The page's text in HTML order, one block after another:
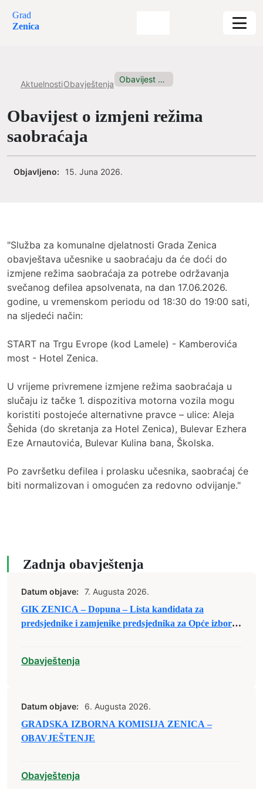
Grad
Zenica
AktuelnostiObavještenja Obavijest o izmjeni režima saobraćaja
Obavijest o izmjeni režima
saobraćaja
Objavljeno: 15. Juna 2026.
"Služba za komunalne djelatnosti Grada Zenica
obavještava učesnike u saobraćaju da će doći do
izmjene režima saobraćaja za potrebe održavanja
svečanog defilea apsolvenata, na dan 17.06.2026.
godine, u vremenskom periodu od 18:30 do 19:00 sati,
na sljedeći način:
START na Trgu Evrope (kod Lamele) - Kamberovića
most - Hotel Zenica.
U vrijeme privremene izmjene režima saobraćaja u
slučaju iz tačke 1. dispozitiva motorna vozila mogu
koristiti postojeće alternativne pravce – ulice: Aleja
Šehida (do skretanja za Hotel Zenica), Bulevar Ezhera
Eze Arnautovića, Bulevar Kulina bana, Školska.
Po završetku defilea i prolasku učesnika, saobraćaj će
biti normalizovan i omogućen za redovno odvijanje."
Zadnja obavještenja
Datum objave:
7. Augusta 2026.
GIK ZENICA – Dopuna – Lista kandidata za
predsjednike i zamjenike predsjednika za Opće izbore
Obavještenja
Datum objave:
6. Augusta 2026.
GRADSKA IZBORNA KOMISIJA ZENICA –
OBAVJEŠTENJE
Obavještenja